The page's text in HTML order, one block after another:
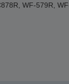
WF-579R,